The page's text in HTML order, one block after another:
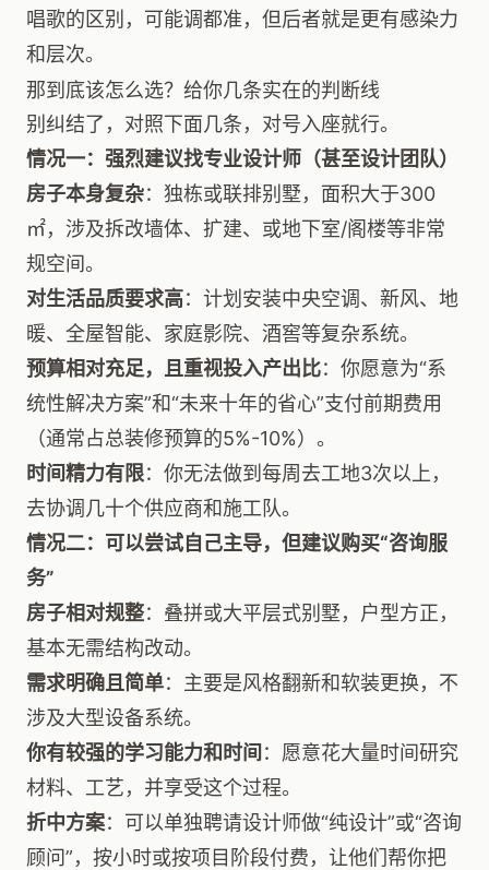
唱歌的区别，可能调都准，但后者就是更有感染力
和层次。
那到底该怎么选？给你几条实在的判断线
别纠结了，对照下面几条，对号入座就行。
情况一：强烈建议找专业设计师（甚至设计团队）
房子本身复杂：独栋或联排别墅，面积大于300
㎡，涉及拆改墙体、扩建、或地下室/阁楼等非常
规空间。
对生活品质要求高：计划安装中央空调、新风、地
暖、全屋智能、家庭影院、酒窖等复杂系统。
预算相对充足，且重视投入产出比：你愿意为“系
统性解决方案”和“未来十年的省心”支付前期费用
（通常占总装修预算的5%-10%）。
时间精力有限：你无法做到每周去工地3次以上，
去协调几十个供应商和施工队。
情况二：可以尝试自己主导，但建议购买“咨询服
务”
房子相对规整：叠拼或大平层式别墅，户型方正，
基本无需结构改动。
需求明确且简单：主要是风格翻新和软装更换，不
涉及大型设备系统。
你有较强的学习能力和时间 ：愿意花大量时间研究
材料、工艺，并享受这个过程。
折中方案：可以单独聘请设计师做“纯设计”或“咨询
顾问”，按小时或按项目阶段付费，让他们帮你把